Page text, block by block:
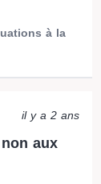
à la
il y a 2 ans
aux